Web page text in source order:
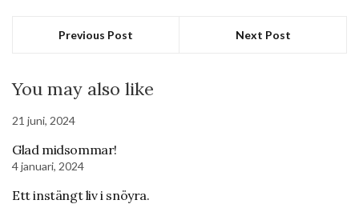
Previous Post Next Post
You may also like
21 juni, 2024
Glad midsommar!
4 januari, 2024
Ett instängt liv i snöyra.